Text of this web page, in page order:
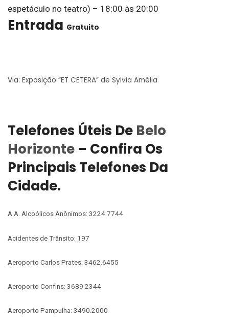
espetáculo no teatro) – 18:00 às 20:00
Entrada Gratuito
Via: Exposição “ET CETERA” de Sylvia Amélia
Telefones Úteis De Belo
Horizonte – Confira Os
Principais Telefones Da
Cidade.
A.A. Alcoólicos Anônimos: 3224.7744
Acidentes de Trânsito: 197
Aeroporto Carlos Prates: 3462.6455
Aeroporto Confins: 3689.2344
Aeroporto Pampulha: 3490.2000